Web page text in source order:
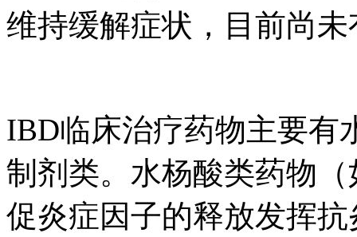
维持缓解症状，目前尚
IBD临床治疗药物主要有
制剂类。水杨酸类药物
促炎症因子的释放发挥